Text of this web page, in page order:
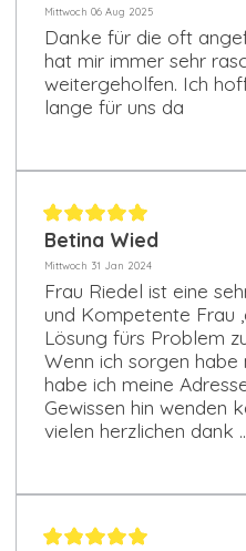
Mittwoch 06 Aug 2025
Danke für die oft
hat mir immer sehr
weitergeholfen. Ich
lange für uns da
Betina Wied
Mittwoch 31 Jan 2024
Frau Riedel ist eine
und Kompetente Frau
Lösung fürs Problem
Wenn ich sorgen habe
habe ich meine
Gewissen hin wenden
vielen herzlichen dank